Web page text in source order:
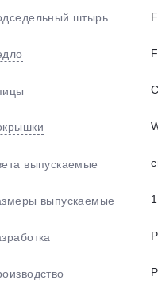
штырь
выпускаемые
выпускаемые